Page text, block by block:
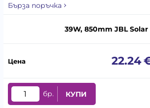
Бърза поръчка
39W, 850mm JBL
22.24
бр. КУПИ